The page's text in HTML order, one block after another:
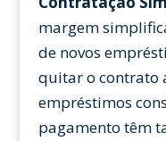
margem
de novos
quitar o contrato
empréstimos
pagamento têm